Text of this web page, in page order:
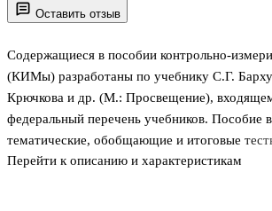
Оставить отзыв
Содержащиеся в пособии контрольно-
(КИМы) разработаны по учебнику С.Г.
Крючкова и др. (М.: Просвещение),
федеральный перечень учебников. Пособие
тематические, обобщающие и итоговые
типу ОГЭ. В конце пособия даны ответы ко
Перейти к описанию и характеристикам